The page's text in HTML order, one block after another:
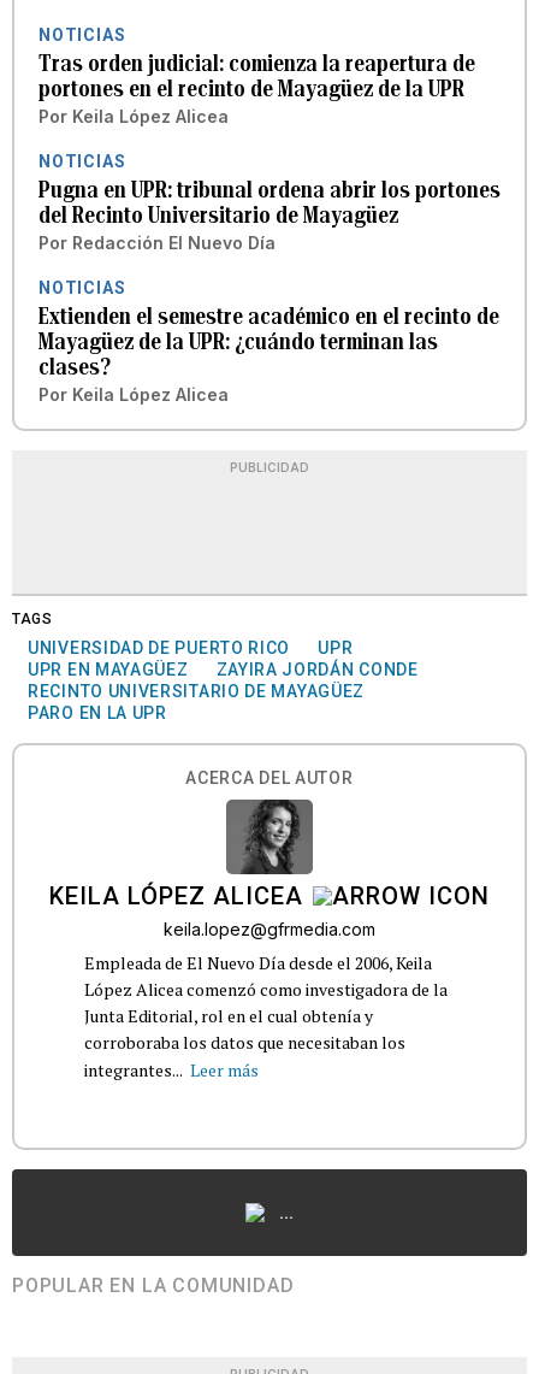
NOTICIAS
Tras orden judicial: comienza la reapertura de
portones en el recinto de Mayagüez de la UPR
Por Keila López Alicea
NOTICIAS
Pugna en UPR: tribunal ordena abrir los portones
del Recinto Universitario de Mayagüez
Por Redacción El Nuevo Día
NOTICIAS
Extienden el semestre académico en el recinto de
Mayagüez de la UPR: ¿cuándo terminan las
clases?
Por Keila López Alicea
PUBLICIDAD
TAGS
UNIVERSIDAD DE PUERTO RICO
UPR
UPR EN MAYAGÜEZ
ZAYIRA JORDÁN CONDE
RECINTO UNIVERSITARIO DE MAYAGÜEZ
PARO EN LA UPR
ACERCA DEL AUTOR
KEILA LÓPEZ ALICEA
keila.lopez@gfrmedia.com
Empleada de El Nuevo Día desde el 2006, Keila
López Alicea comenzó como investigadora de la
Junta Editorial, rol en el cual obtenía y
corroboraba los datos que necesitaban los
integrantes... Leer más
...
POPULAR EN LA COMUNIDAD